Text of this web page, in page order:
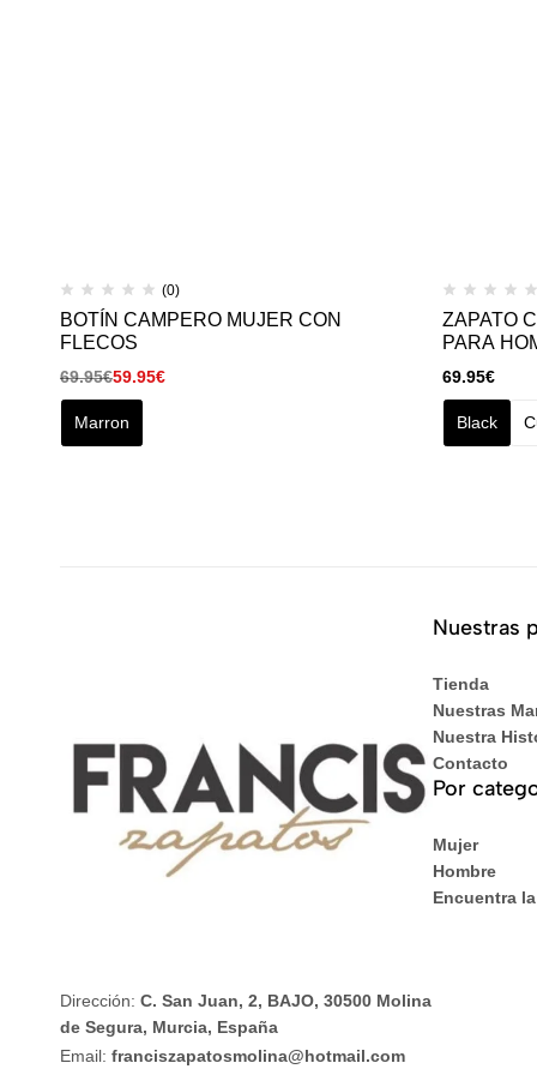
(0)
BOTÍN CAMPERO MUJER CON
FLECOS
69.95€59.95€
Marron
ZAPATO
PARA
69.95€
Black
Dirección: C. San Juan, 2, BAJO, 30500 Molina
de Segura, Murcia, España
Email: franciszapatosmolina@hotmail.com
Nuestras
Tienda
Nuestras
Nuestra
Contacto
Por
Mujer
Hombre
Encuentra